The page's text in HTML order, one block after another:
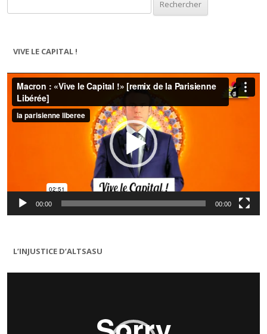
VIVE LE CAPITAL !
Lecteur
vidéo
00:00 00:00
L’INJUSTICE D’ALTSASU
Lecteur